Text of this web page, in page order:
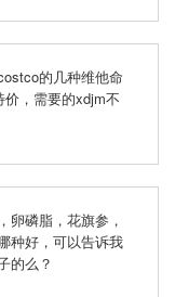
的几种维他命
，需要的xdjm不
卵磷脂，花旗参，
种好，可以告诉我
的么？